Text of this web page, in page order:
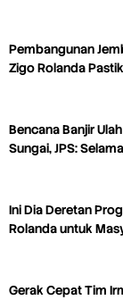
Pembangunan
Zigo Rolanda
Bencana Banjir
Sungai, JPS:
Ini Dia Deretan
Rolanda untuk
Gerak Cepat Tim